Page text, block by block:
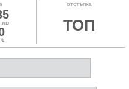
лв
€
отстъпка
ТОП